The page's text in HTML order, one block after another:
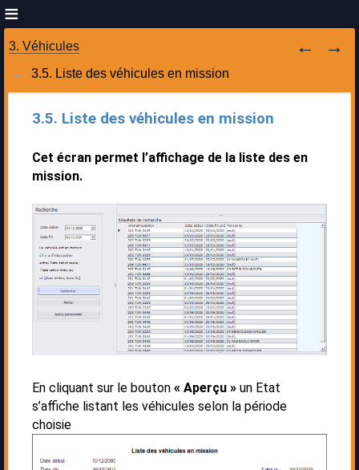
3. Véhicules
3.5. Liste des véhicules en mission
3.5. Liste des véhicules en mission
Cet écran permet l’affichage de la liste des en
mission.
En cliquant sur le bouton « Aperçu » un Etat
s’affiche listant les véhicules selon la période
choisie